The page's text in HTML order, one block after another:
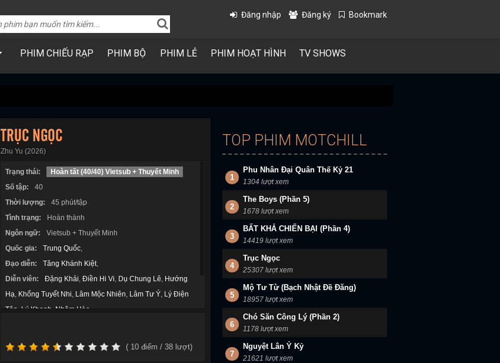
Đăng nhập Đăng ký Bookmark
PHIM CHIẾU RẠP PHIM BỘ PHIM LẺ PHIM HOẠT HÌNH TV SHOWS
TRỤC NGỌC
Zhu Yu (2026)
Trạng thái:
Hoàn tất (40/40) Vietsub + Thuyết Minh
Số tập:
40
Thời lượng:
45 phút/tập
Tình trạng:
Hoàn thành
Ngôn ngữ:
Vietsub + Thuyết Minh
Quốc gia:
Trung Quốc,
Đạo diễn:
Tăng Khánh Kiệt,
Diễn viên:
Đặng Khải, Điền Hi Vi, Dụ Chung Lê, Hướng
Hạ, Khổng Tuyết Nhi, Lâm Mộc Nhiên, Lâm Tư Ý, Lý Điện
Tôn Lý Khanh Nhậm Hào
( 10điểm / 38lượt)
TOP PHIM MOTCHILL
1
Phu Nhân Đại Quân Thế Kỷ 21
1304 lượt xem
2
The Boys (Phần 5)
1678 lượt xem
3
BẤT KHẢ CHIẾN BẠI (Phần 4)
14419 lượt xem
4
Trục Ngọc
25307 lượt xem
5
Mộ Tư Từ (Bạch Nhật Đề Đăng)
18957 lượt xem
6
Chó Săn Công Lý (Phần 2)
1178 lượt xem
7
Nguyệt Lân Ỷ Kỷ
21621 lượt xem